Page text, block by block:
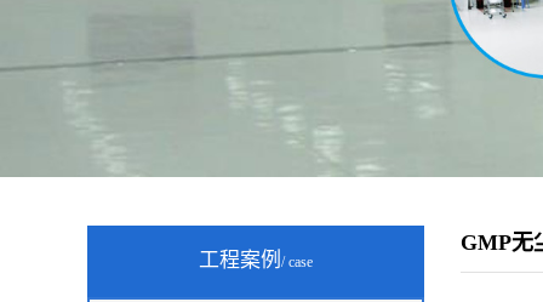
工程案例 / case
GMP无